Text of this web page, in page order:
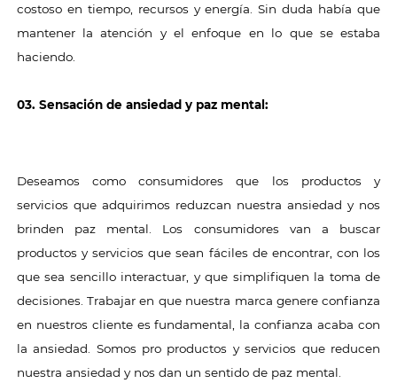
costoso en tiempo, recursos y energía. Sin duda había que
mantener la atención y el enfoque en lo que se estaba
haciendo.
03. Sensación de ansiedad y paz mental:
Deseamos como consumidores que los productos y
servicios que adquirimos reduzcan nuestra ansiedad y nos
brinden paz mental. Los consumidores van a buscar
productos y servicios que sean fáciles de encontrar, con los
que sea sencillo interactuar, y que simplifiquen la toma de
decisiones. Trabajar en que nuestra marca genere confianza
en nuestros cliente es fundamental, la confianza acaba con
la ansiedad. Somos pro productos y servicios que reducen
nuestra ansiedad y nos dan un sentido de paz mental.